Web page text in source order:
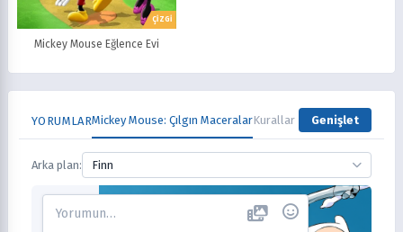
ÇİZGİ
Mickey Mouse Eğlence Evi
YORUMLARMickey Mouse: Çılgın MaceralarKurallar Genişlet
Arka plan: Finn